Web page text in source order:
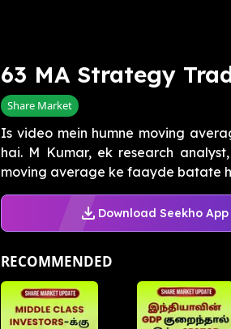
63 MA Strategy
Share Market
Is video mein humne moving
hai. M Kumar, ek research
moving average ke faayde batate
Download Seekho App
RECOMMENDED